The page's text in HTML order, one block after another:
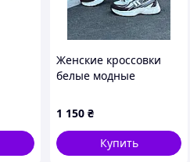
Женские кроссовки
белые модные
1 150 ₴
Купить